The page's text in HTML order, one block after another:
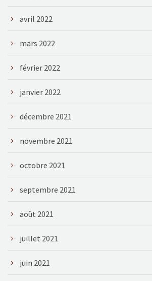
avril 2022
mars 2022
février 2022
janvier 2022
décembre 2021
novembre 2021
octobre 2021
septembre 2021
août 2021
juillet 2021
juin 2021